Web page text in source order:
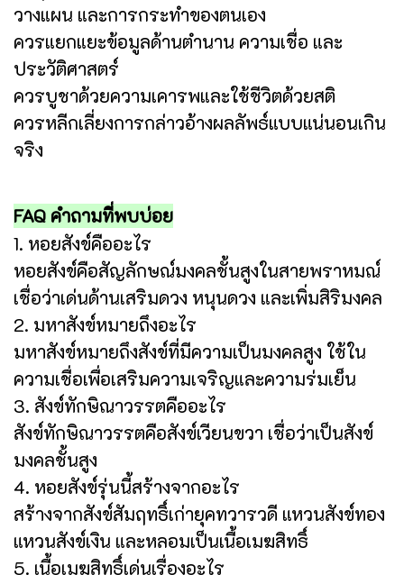
วางแผน และการกระทำของตนเอง
ควรแยกแยะข้อมูลด้านตำนาน ความเชื่อ และ
ประวัติศาสตร์
ควรบูชาด้วยความเคารพและใช้ชีวิตด้วยสติ
ควรหลีกเลี่ยงการกล่าวอ้างผลลัพธ์แบบแน่นอนเกิน
จริง
FAQ คำถามที่พบบ่อย
1. หอยสังข์คืออะไร
หอยสังข์คือสัญลักษณ์มงคลชั้นสูงในสายพราหมณ์
เชื่อว่าเด่นด้านเสริมดวง หนุนดวง และเพิ่มสิริมงคล
2. มหาสังข์หมายถึงอะไร
มหาสังข์หมายถึงสังข์ที่มีความเป็นมงคลสูง ใช้ใน
ความเชื่อเพื่อเสริมความเจริญและความร่มเย็น
3. สังข์ทักษิณาวรรตคืออะไร
สังข์ทักษิณาวรรตคือสังข์เวียนขวา เชื่อว่าเป็นสังข์
มงคลชั้นสูง
4. หอยสังข์รุ่นนี้สร้างจากอะไร
สร้างจากสังข์สัมฤทธิ์เก่ายุคทวารวดี แหวนสังข์ทอง
แหวนสังข์เงิน และหลอมเป็นเนื้อเมฆสิทธิ์
5. เนื้อเมฆสิทธิ์เด่นเรื่องอะไร